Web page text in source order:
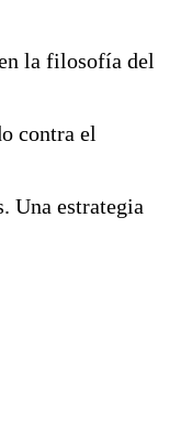
la filosofía del
contra el
Una estrategia